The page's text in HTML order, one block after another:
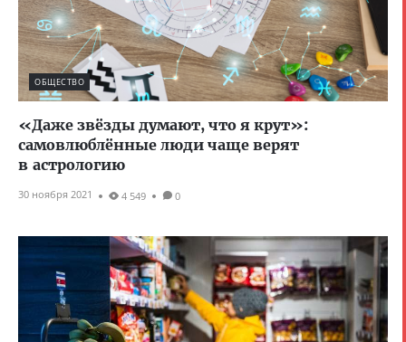
ОБЩЕСТВО
«Даже звёзды думают, что я крут»:
самовлюблённые люди чаще верят
в астрологию
30 ноября 2021 4 549 0